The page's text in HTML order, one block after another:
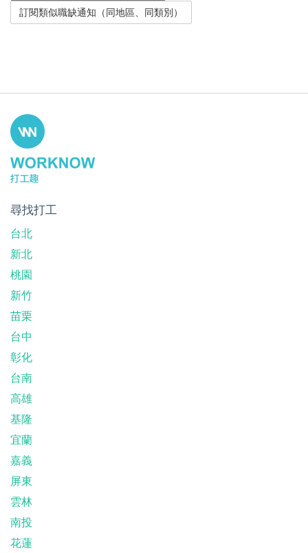
尋找打工
台北
新北
桃園
新竹
苗栗
台中
彰化
台南
高雄
基隆
宜蘭
嘉義
屏東
雲林
南投
花蓮